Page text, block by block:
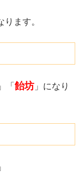
ります。
」「 飴坊 」になり
」